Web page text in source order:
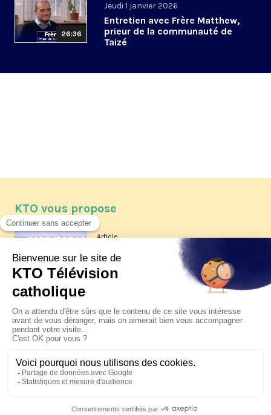
26:36
Jeudi 1 janvier 2026
Entretien avec Frère Matthew,
prieur de la communauté de
Taizé
KTO vous propose
Article
Les reportages d'été 2026 de KTO
La visite pastorale du pape Léon
XIV à Assise à suivre sur KTO le
jeudi 6 août
Le pape en Uruguay, Argentine et
Pérou du 6 au 17 novembre 2026